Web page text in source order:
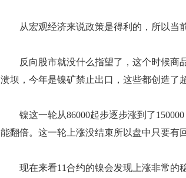
从宏观经济来说政策是得利的，所以当前
反向股市就没什么指望了，这个时候商
溃坝，今年是镍矿禁止出口，这些都创造了
镍这一轮从86000起步逐步涨到了150000
能翻倍。这一轮上涨没结束所以盘中只要有
现在来看11合约的镍会发现上涨非常的